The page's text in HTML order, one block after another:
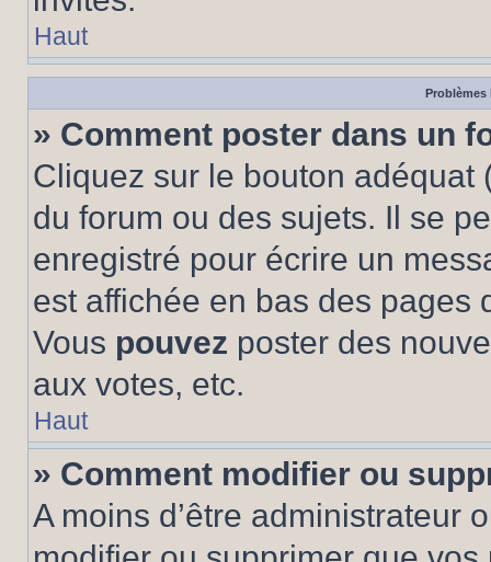
Haut
Problèmes
» Comment poster dans un
Cliquez sur le bouton
du forum ou des sujets. Il se
enregistré pour écrire un
est affichée en bas des pages
Vous pouvez poster des
aux votes, etc.
Haut
» Comment modifier ou
A moins d’être administrateur